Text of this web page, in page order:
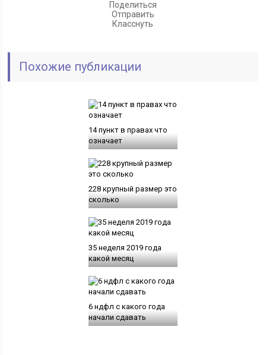
Поделиться
Отправить
Класснуть
Похожие публикации
14 пункт в правах что
означает
228 крупный размер это
сколько
35 неделя 2019 года
какой месяц
6 ндфл с какого года
начали сдавать